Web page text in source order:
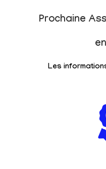
Prochaine
Les